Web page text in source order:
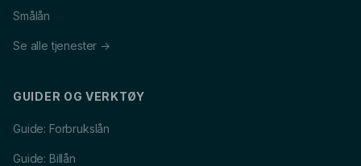
Smålån
Se alle tjenester →
GUIDER OG VERKTØY
Guide: Forbrukslån
Guide: Billån